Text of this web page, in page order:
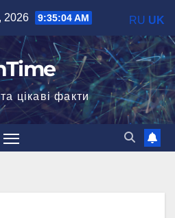
2026 9:35:05 AM
цікаві факти
RU UK